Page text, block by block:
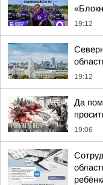
19:12
19:12
Да
19:06